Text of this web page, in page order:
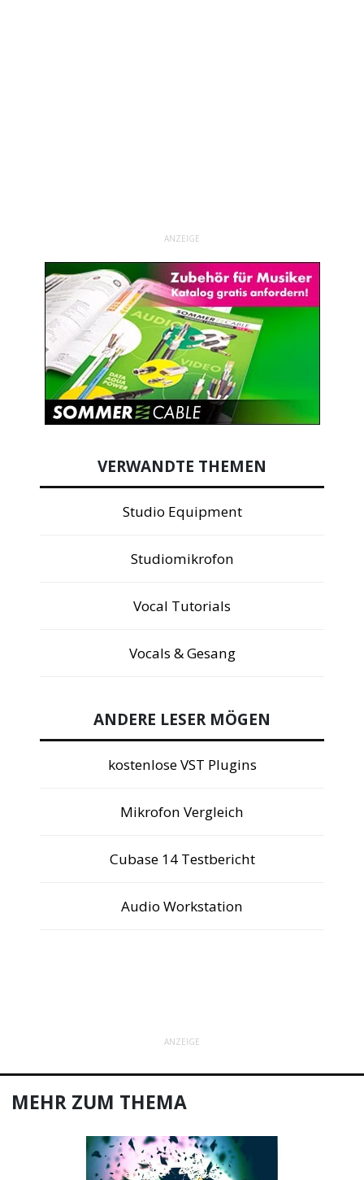
ANZEIGE
VERWANDTE THEMEN
Studio Equipment
Studiomikrofon
Vocal Tutorials
Vocals & Gesang
ANDERE LESER MÖGEN
kostenlose VST Plugins
Mikrofon Vergleich
Cubase 14 Testbericht
Audio Workstation
ANZEIGE
MEHR ZUM THEMA